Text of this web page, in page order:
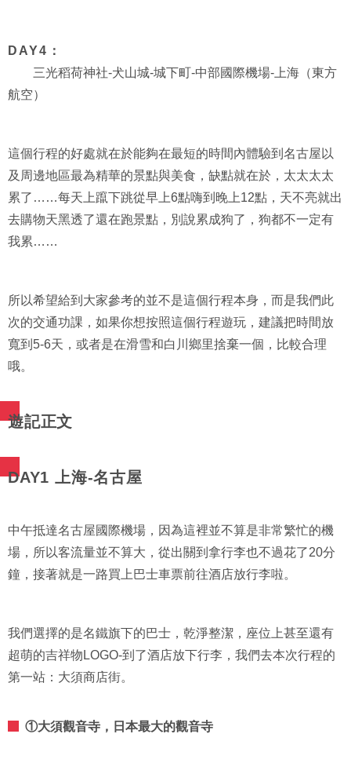
DAY4：
三光稻荷神社-犬山城-城下町-中部國際機場-上海（東方
航空）
這個行程的好處就在於能夠在最短的時間內體驗到名古屋以
及周邊地區最為精華的景點與美食，缺點就在於，太太太太
累了……每天上躥下跳從早上6點嗨到晚上12點，天不亮就出
去購物天黑透了還在跑景點，別說累成狗了，狗都不一定有
我累……
所以希望給到大家參考的並不是這個行程本身，​​而是我們此
次的交通功課，如果你想按照這個行程遊玩，建議把時間放
寬到5-6天，或者是在滑雪和白川鄉里捨棄一個，比較合理
哦。
遊記正文
DAY1 上海-名古屋
中午抵達名古屋國際機場，因為這裡並不算是非常繁忙的機
場，所以客流量並不算大，從出關到拿行李也不過花了20分
鐘，接著就是一路買上巴士車票前往酒店放行李啦。
我們選擇的是名鐵旗下的巴士，乾淨整潔，座位上甚至還有
超萌的吉祥物LOGO-到了酒店放下行李，我們去本次行程的
第一站：大須商店街。
①大須觀音寺，日本最大的觀音寺